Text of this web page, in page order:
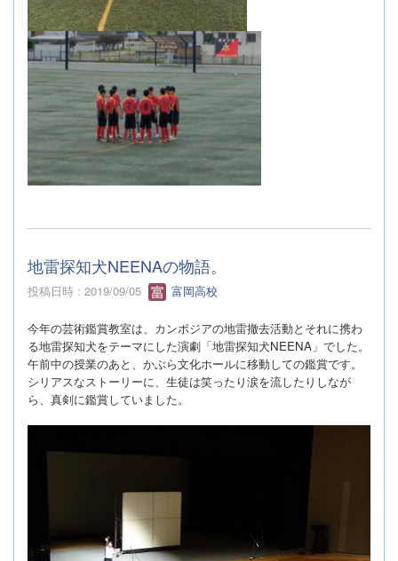
地雷探知犬NEENAの物語。
投稿日時 : 2019/09/05 富岡高校
今年の芸術鑑賞教室は、カンボジアの地雷撤去活動とそれに携わ
る地雷探知犬をテーマにした演劇「地雷探知犬NEENA 」でした。
午前中の授業のあと、かぶら文化ホールに移動しての鑑賞です。
シリアスなストーリーに、生徒は笑ったり涙を流したりしなが
ら、真剣に鑑賞していました。